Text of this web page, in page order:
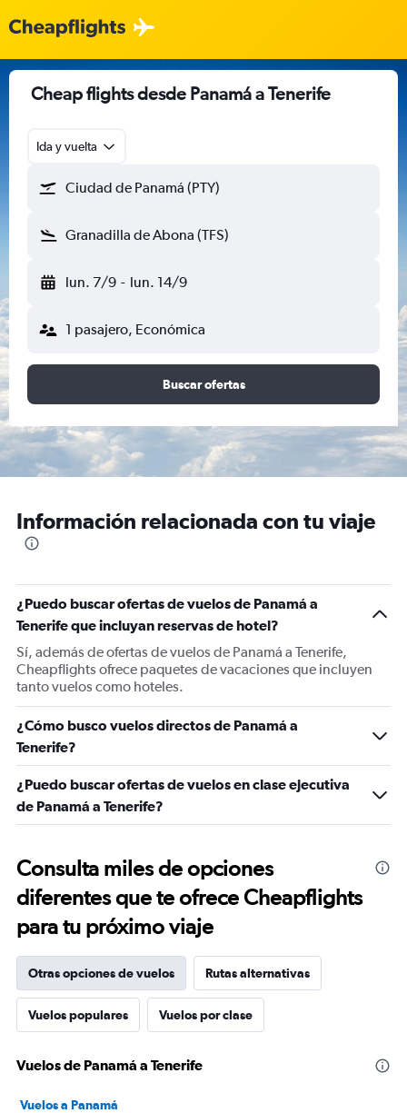
Cheap flights desde Panamá a Tenerife
Ida y vuelta
Ciudad de Panamá (PTY)
Granadilla de Abona (TFS)
lun. 7/9 - lun. 14/9
1 pasajero, Económica
Buscar ofertas
Información relacionada con tu viaje
¿Puedo buscar ofertas de vuelos de Panamá a
Tenerife que incluyan reservas de hotel?
Sí, además de ofertas de vuelos de Panamá a Tenerife,
Cheapflights ofrece paquetes de vacaciones que incluyen
tanto vuelos como hoteles.
¿Cómo busco vuelos directos de Panamá a
Tenerife?
¿Puedo buscar ofertas de vuelos en clase ejecutiva
de Panamá a Tenerife?
Consulta miles de opciones
diferentes que te ofrece Cheapflights
para tu próximo viaje
Otras opciones de vuelos Rutas alternativas
Vuelos populares Vuelos por clase
Vuelos de Panamá a Tenerife
Vuelos a Panamá